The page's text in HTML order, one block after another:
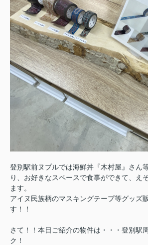
登別駅前ヌプルでは海鮮丼『木村屋』さん
り、お好きなスペースで食事ができて、え
ます。
アイヌ民族柄のマスキングテープ等グッズ
す！！
さて！！本日ご紹介の物件は・・・登別駅
ク！